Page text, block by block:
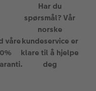
våre
Har du
spørsmål? Vår
norske
kundeservice er
klare til å hjelpe
deg